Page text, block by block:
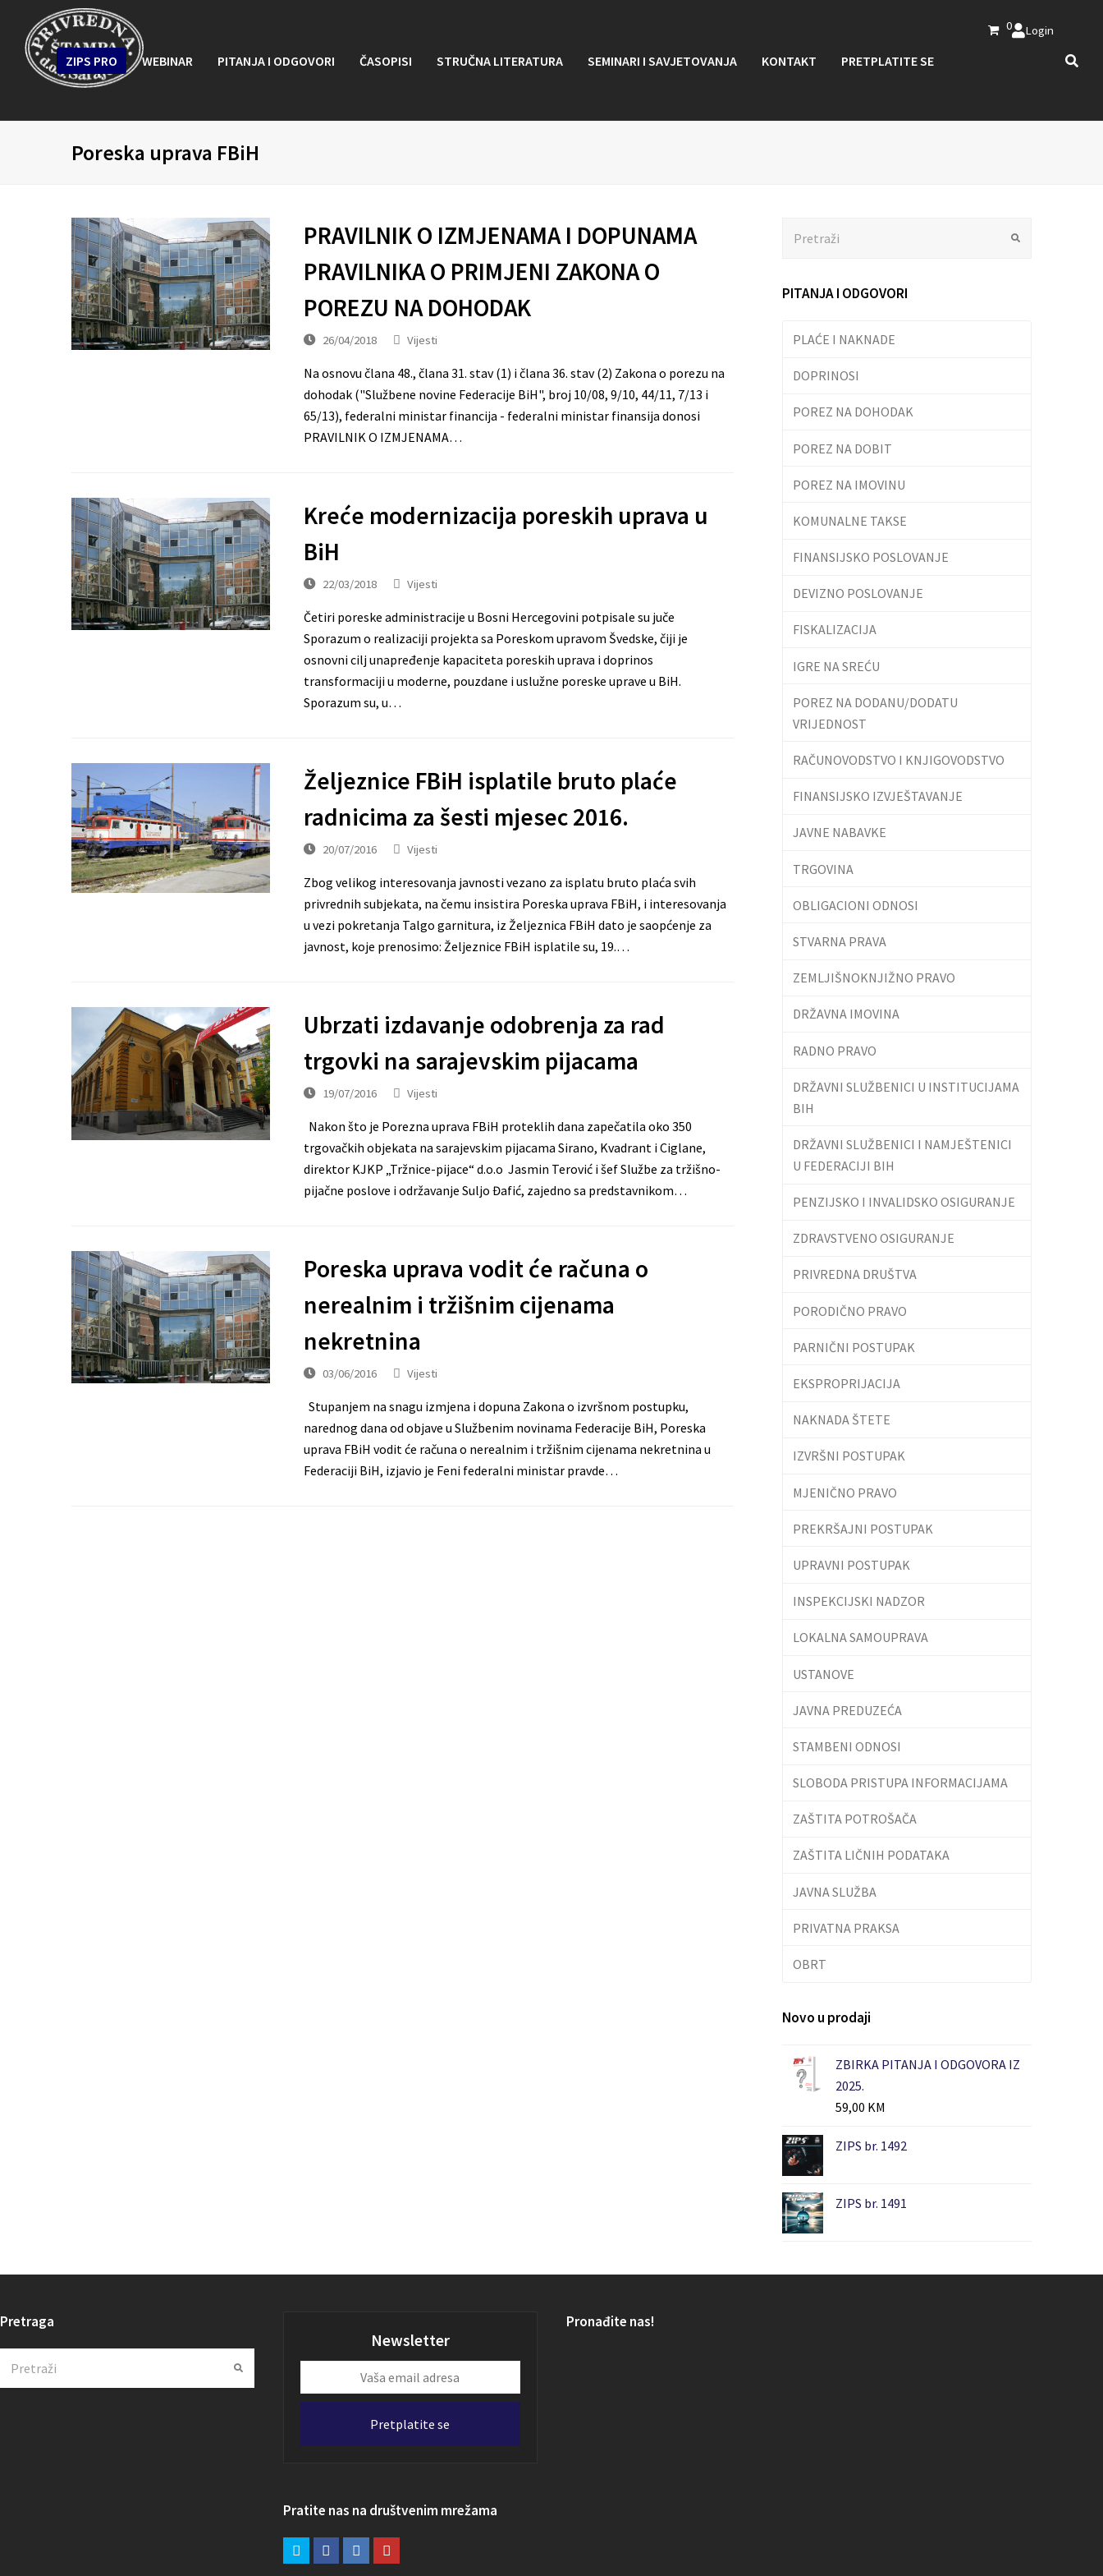
0 Login
ZIPS PRO WEBINAR PITANJA I ODGOVORI ČASOPISI STRUČNA LITERATURA SEMINARI I SAVJETOVANJA KONTAKT PRETPLATITE SE
Poreska uprava FBiH
PRAVILNIK O IZMJENAMA I DOPUNAMA
PRAVILNIKA O PRIMJENI ZAKONA O
POREZU NA DOHODAK
26/04/2018 Vijesti
Na osnovu člana 48., člana 31. stav (1) i člana 36. stav (2) Zakona o porezu na
dohodak ("Službene novine Federacije BiH", broj 10/08, 9/10, 44/11, 7/13 i
65/13), federalni ministar financija - federalni ministar finansija donosi
PRAVILNIK O IZMJENAMA…
Kreće modernizacija poreskih uprava u
BiH
22/03/2018 Vijesti
Četiri poreske administracije u Bosni Hercegovini potpisale su juče
Sporazum o realizaciji projekta sa Poreskom upravom Švedske, čiji je
osnovni cilj unapređenje kapaciteta poreskih uprava i doprinos
transformaciji u moderne, pouzdane i uslužne poreske uprave u BiH.
Sporazum su, u…
Željeznice FBiH isplatile bruto plaće
radnicima za šesti mjesec 2016.
20/07/2016 Vijesti
Zbog velikog interesovanja javnosti vezano za isplatu bruto plaća svih
privrednih subjekata, na čemu insistira Poreska uprava FBiH, i interesovanja
u vezi pokretanja Talgo garnitura, iz Željeznica FBiH dato je saopćenje za
javnost, koje prenosimo: Željeznice FBiH isplatile su, 19.…
Ubrzati izdavanje odobrenja za rad
trgovki na sarajevskim pijacama
19/07/2016 Vijesti
Nakon što je Porezna uprava FBiH proteklih dana zapečatila oko 350
trgovačkih objekata na sarajevskim pijacama Sirano, Kvadrant i Ciglane,
direktor KJKP „Tržnice-pijace“ d.o.o Jasmin Terović i šef Službe za tržišno-
pijačne poslove i održavanje Suljo Đafić, zajedno sa predstavnikom…
Poreska uprava vodit će računa o
nerealnim i tržišnim cijenama
nekretnina
03/06/2016 Vijesti
Stupanjem na snagu izmjena i dopuna Zakona o izvršnom postupku,
narednog dana od objave u Službenim novinama Federacije BiH, Poreska
uprava FBiH vodit će računa o nerealnim i tržišnim cijenama nekretnina u
Federaciji BiH, izjavio je Feni federalni ministar pravde…
PITANJA I ODGOVORI
PLAĆE I NAKNADE
DOPRINOSI
POREZ NA DOHODAK
POREZ NA DOBIT
POREZ NA IMOVINU
KOMUNALNE TAKSE
FINANSIJSKO POSLOVANJE
DEVIZNO POSLOVANJE
FISKALIZACIJA
IGRE NA SREĆU
POREZ NA DODANU/DODATU
VRIJEDNOST
RAČUNOVODSTVO I KNJIGOVODSTVO
FINANSIJSKO IZVJEŠTAVANJE
JAVNE NABAVKE
TRGOVINA
OBLIGACIONI ODNOSI
STVARNA PRAVA
ZEMLJIŠNOKNJIŽNO PRAVO
DRŽAVNA IMOVINA
RADNO PRAVO
DRŽAVNI SLUŽBENICI U INSTITUCIJAMA
BIH
DRŽAVNI SLUŽBENICI I NAMJEŠTENICI
U FEDERACIJI BIH
PENZIJSKO I INVALIDSKO OSIGURANJE
ZDRAVSTVENO OSIGURANJE
PRIVREDNA DRUŠTVA
PORODIČNO PRAVO
PARNIČNI POSTUPAK
EKSPROPRIJACIJA
NAKNADA ŠTETE
IZVRŠNI POSTUPAK
MJENIČNO PRAVO
PREKRŠAJNI POSTUPAK
UPRAVNI POSTUPAK
INSPEKCIJSKI NADZOR
LOKALNA SAMOUPRAVA
USTANOVE
JAVNA PREDUZEĆA
STAMBENI ODNOSI
SLOBODA PRISTUPA INFORMACIJAMA
ZAŠTITA POTROŠAČA
ZAŠTITA LIČNIH PODATAKA
JAVNA SLUŽBA
PRIVATNA PRAKSA
OBRT
Novo u prodaji
ZBIRKA PITANJA I ODGOVORA IZ
2025.
59,00 KM
ZIPS br. 1492
ZIPS br. 1491
Pretraga
Submit
Newsletter
email
Pretplatite se
Pratite nas na društvenim mrežama
Pronađite nas!